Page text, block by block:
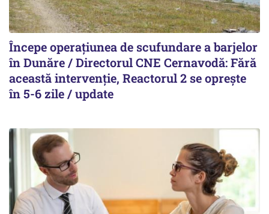
Începe operațiunea de scufundare a barjelor
în Dunăre / Directorul CNE Cernavodă: Fără
această intervenție, Reactorul 2 se oprește
în 5-6 zile / update